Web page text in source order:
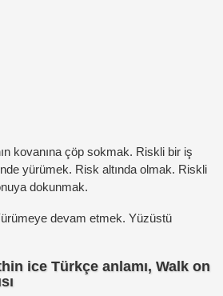
kovanına çöp sokmak. Riskli bir iş
yürümek. Risk altında olmak. Riskli
dokunmak.
devam etmek. Yüzüstü
ice Türkçe anlamı, Walk on